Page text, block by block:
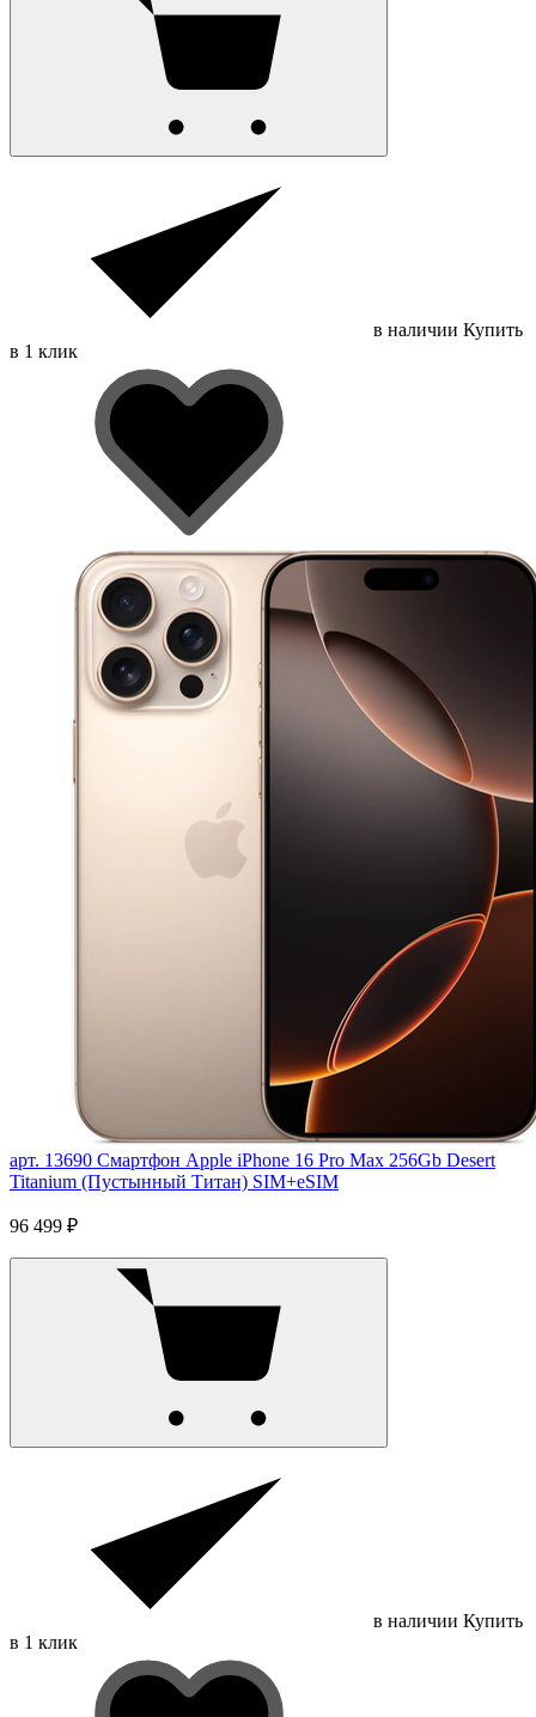
в наличии Купить
в 1 клик
арт. 13690 Смартфон Apple iPhone 16 Pro Max 256Gb Desert
Titanium (Пустынный Титан) SIM+eSIM
96 499 ₽
в наличии Купить
в 1 клик